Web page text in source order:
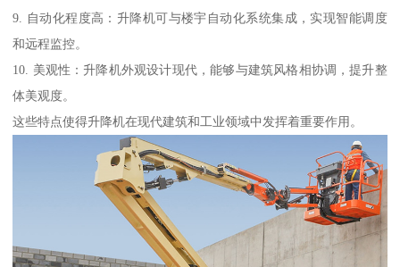
9. 自动化程度高：升降机可与楼宇自动化系统集成，实现智能调度
和远程监控。
10. 美观性：升降机外观设计现代，能够与建筑风格相协调，提升整
体美观度。
这些特点使得升降机在现代建筑和工业领域中发挥着重要作用。